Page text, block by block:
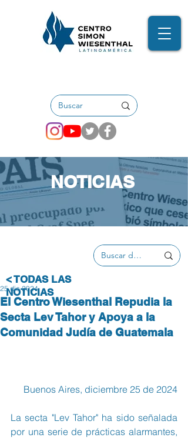
NOTICIAS
El Centro Wiesenthal Repudia la
Secta Lev Tahor y Apoya a la
Comunidad Judía de Guatemala
25 dic 2024
Buenos Aires, diciembre 25 de 2024
La secta "Lev Tahor" ha sido señalada
por una serie de prácticas alarmantes,
< TODAS LAS
NOTICIAS